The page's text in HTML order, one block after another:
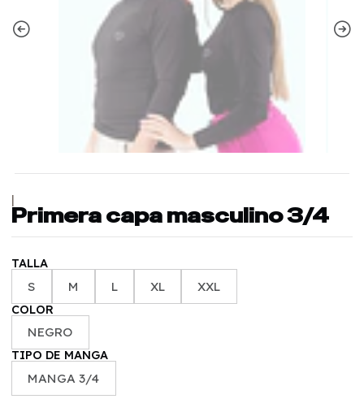
|
Primera capa masculino 3/4
TALLA
S M L XL XXL
COLOR
NEGRO
TIPO DE MANGA
MANGA 3/4